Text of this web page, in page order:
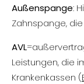
Außenspange:
Zahnspange,
AVL
Leistungen, die
Krankenkassen (